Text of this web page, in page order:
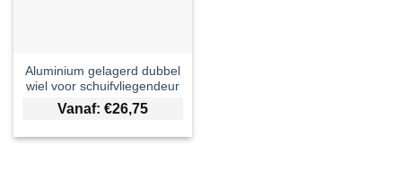
Aluminium gelagerd dubbel
wiel voor schuifvliegendeur
Vanaf: €26,75